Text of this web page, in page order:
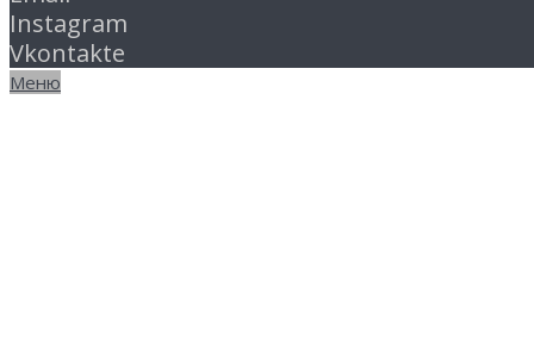
Instagram
Vkontakte
Меню